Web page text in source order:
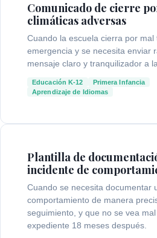
Comunicado de cierre
climáticas adversas
Cuando la escuela cierra por mal
emergencia y se necesita enviar
mensaje claro y tranquilizador a
Educación K-12
Primera Infancia
Aprendizaje de Idiomas
Plantilla de
incidente de
Cuando se necesita documentar
comportamiento de manera
seguimiento, y que no se vea
expediente 18 meses después.